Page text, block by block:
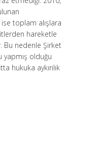
toplam alışlara
hareketle
Bu nedenle Şirket
olduğu
hukuka aykırılık